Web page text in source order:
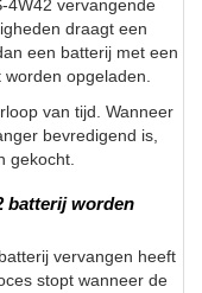
4W42 vervangende
draagt een
een batterij met een
opgeladen.
van tijd. Wanneer
bevredigend is,
gekocht.
batterij worden
vervangen heeft
stopt wanneer de